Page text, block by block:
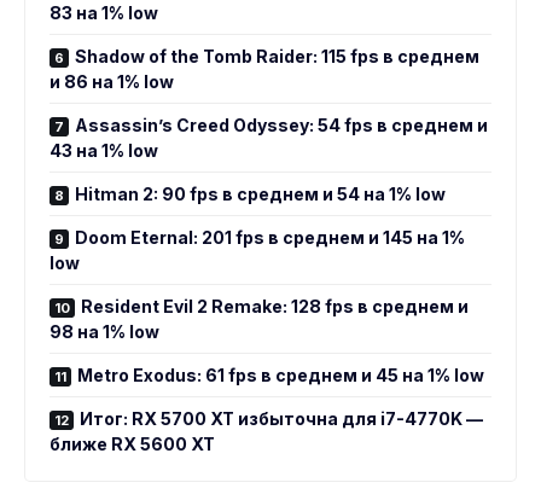
83 на 1% low
Shadow of the Tomb Raider: 115 fps в среднем
и 86 на 1% low
Assassin’s Creed Odyssey: 54 fps в среднем и
43 на 1% low
Hitman 2: 90 fps в среднем и 54 на 1% low
Doom Eternal: 201 fps в среднем и 145 на 1%
low
Resident Evil 2 Remake: 128 fps в среднем и
98 на 1% low
Metro Exodus: 61 fps в среднем и 45 на 1% low
Итог: RX 5700 XT избыточна для i7-4770K —
ближе RX 5600 XT